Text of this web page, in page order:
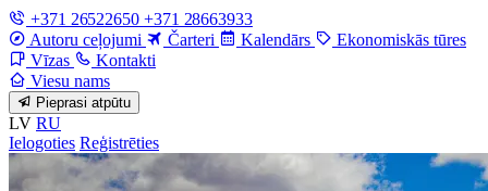
+371 26522650 +371 28663933
Autoru ceļojumi
Čarteri Kalendārs
Ekonomiskās tūres
Vīzas
Kontakti
Viesu nams
Pieprasi atpūtu
LV RU
Ielogoties Reģistrēties